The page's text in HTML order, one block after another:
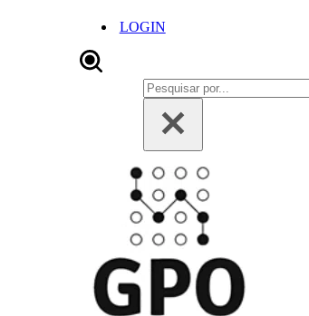
LOGIN
Pesquisar
por...